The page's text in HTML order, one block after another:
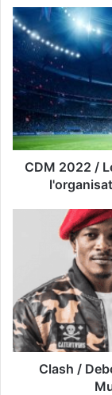
CDM 2022 /
Clash /